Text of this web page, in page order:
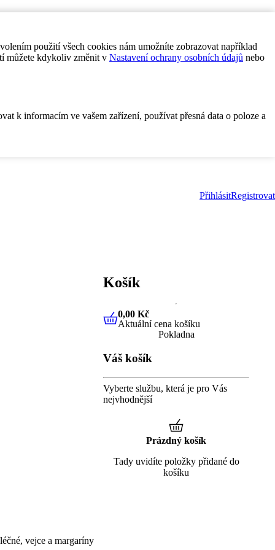
použití všech cookies nám umožníte zobrazovat například
můžete kdykoliv změnit v Nastavení ochrany osobních údajů nebo
k informacím ve vašem zařízení, používat přesná data o poloze a
PřihlásitRegistrovat
vejce a margaríny
Košík
0,00 KčAktuální cena košíku
0,00 Kč
Aktuální cena košíku
Pokladna
Váš košík
Vyberte službu, která je pro Vás
nejvhodnější
Prázdný košík
Tady uvidíte položky přidané do
košíku